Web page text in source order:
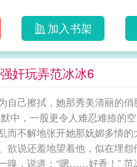
加入书架
奸玩弄范冰冰6
自己擦拭，她那秀美清丽的
中，一股更令人难忍难捺的
而不解地张开她那妩媚多情
说还羞地望着他，似在埋
嗅，说道：“嗯……好香！”